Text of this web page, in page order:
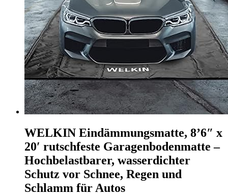
WELKIN Eindämmungsmatte, 8’6″ x
20′ rutschfeste Garagenbodenmatte –
Hochbelastbarer, wasserdichter
Schutz vor Schnee, Regen und
Schlamm für Autos